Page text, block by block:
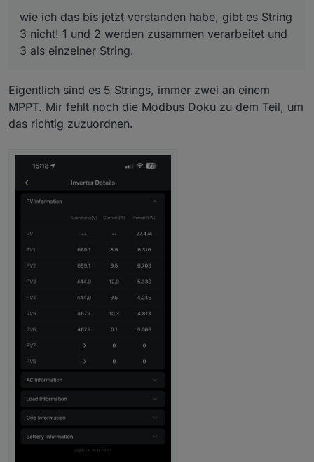
wie ich das bis jetzt verstanden habe, gibt es String
3 nicht! 1 und 2 werden zusammen verarbeitet und
3 als einzelner String.
Eigentlich sind es 5 Strings, immer zwei an einem
MPPT. Mir fehlt noch die Modbus Doku zu dem Teil, um
das richtig zuzuordnen.